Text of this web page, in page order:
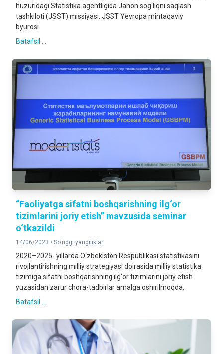
huzuridagi Statistika agentligida Jahon sog‘liqni saqlash
tashkiloti (JSST) missiyasi, JSST Yevropa mintaqaviy
byurosi
Batafsil ...
“Faoliyatga sifatni boshqarishning ilg‘or
tizimlarini joriy etish” mavzusida seminar
o‘tkazildi
14/06/2023 • So'nggi yangiliklar
2020–2025- yillarda O‘zbekiston Respublikasi statistikasini
rivojlantirishning milliy strategiyasi doirasida milliy statistika
tizimiga sifatni boshqarishning ilg‘or tizimlarini joriy etish
yuzasidan zarur chora-tadbirlar amalga oshirilmoqda.
Batafsil ...